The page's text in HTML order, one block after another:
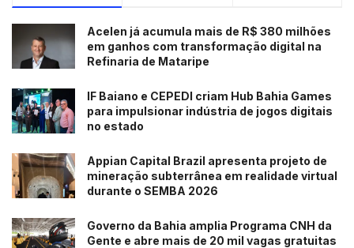
Acelen já acumula mais de R$ 380 milhões
em ganhos com transformação digital na
Refinaria de Mataripe
IF Baiano e CEPEDI criam Hub Bahia Games
para impulsionar indústria de jogos digitais
no estado
Appian Capital Brazil apresenta projeto de
mineração subterrânea em realidade virtual
durante o SEMBA 2026
Governo da Bahia amplia Programa CNH da
Gente e abre mais de 20 mil vagas gratuitas